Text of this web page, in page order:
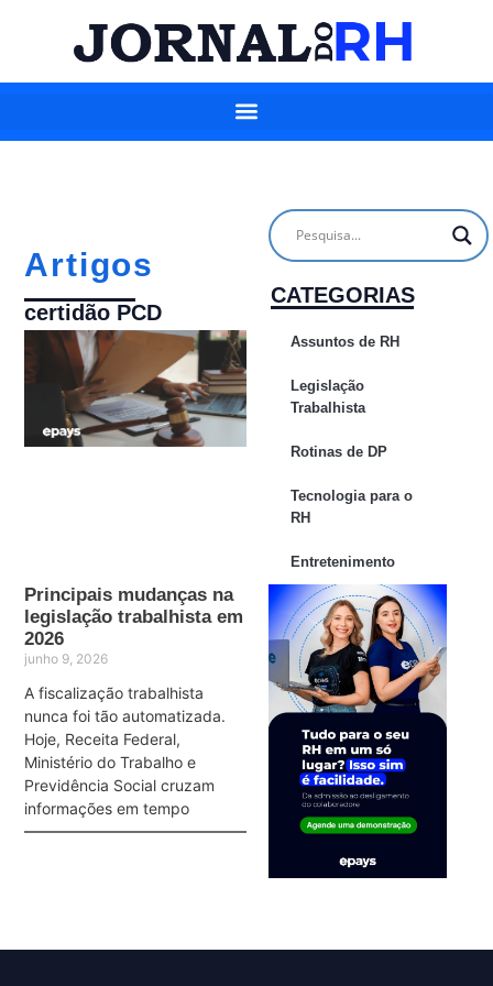
Artigos
certidão PCD
Principais mudanças na
legislação trabalhista em
2026
junho 9, 2026
A fiscalização trabalhista
nunca foi tão automatizada.
Hoje, Receita Federal,
Ministério do Trabalho e
Previdência Social cruzam
informações em tempo
CATEGORIAS
Assuntos de RH
Legislação
Trabalhista
Rotinas de DP
Tecnologia para o
RH
Entretenimento